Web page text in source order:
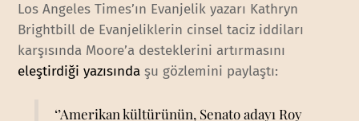
Los Angeles Times’ın Evanjelik yazarı Kathryn
Brightbill de Evanjeliklerin cinsel taciz iddiları
karşısında Moore’a desteklerini artırmasını
eleştirdiği yazısında şu gözlemini paylaştı:
‘’Amerikan kültürünün, Senato adayı Roy